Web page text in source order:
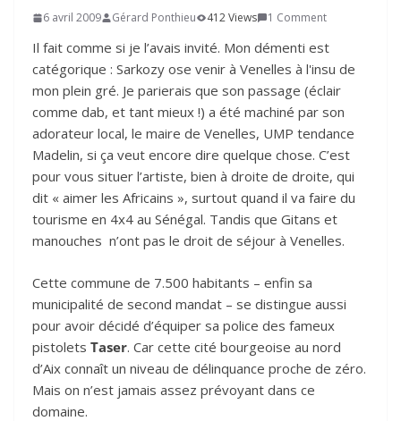
6 avril 2009 Gérard Ponthieu 412 Views 1 Comment
Il fait comme si je l’avais invité. Mon démenti est
catégorique : Sarkozy ose venir à Venelles à l'insu de
mon plein gré. Je parierais que son passage (éclair
comme dab, et tant mieux !) a été machiné par son
adorateur local, le maire de Venelles, UMP tendance
Madelin, si ça veut encore dire quelque chose. C’est
pour vous situer l’artiste, bien à droite de droite, qui
dit « aimer les Africains », surtout quand il va faire du
tourisme en 4x4 au Sénégal. Tandis que Gitans et
manouches n’ont pas le droit de séjour à Venelles.
Cette commune de 7.500 habitants – enfin sa
municipalité de second mandat – se distingue aussi
pour avoir décidé d’équiper sa police des fameux
pistolets Taser. Car cette cité bourgeoise au nord
d’Aix connaît un niveau de délinquance proche de zéro.
Mais on n’est jamais assez prévoyant dans ce
domaine.